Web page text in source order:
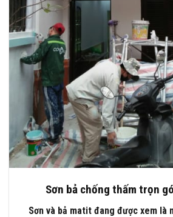
Sơn bả chống thấm trọn
Sơn và bả matit đang được xem là